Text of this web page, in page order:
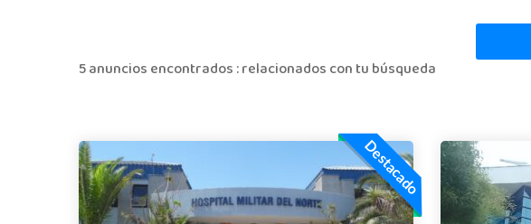
5 anuncios encontrados :relacionados con tu búsqueda
Destacado